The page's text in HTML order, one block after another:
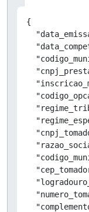
{